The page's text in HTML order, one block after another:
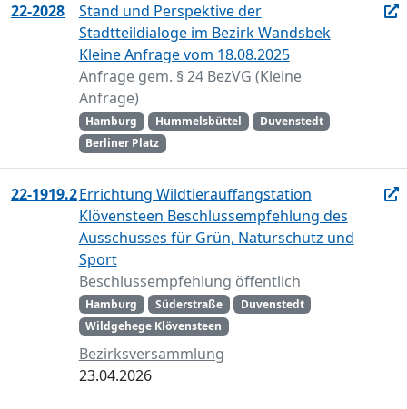
22-2028
Stand und Perspektive der
Stadtteildialoge im Bezirk Wandsbek
Kleine Anfrage vom 18.08.2025
Anfrage gem. § 24 BezVG (Kleine
Anfrage)
Hamburg Hummelsbüttel
Duvenstedt
Berliner Platz
22-1919.2Errichtung Wildtierauffangstation
Klövensteen Beschlussempfehlung des
Ausschusses für Grün, Naturschutz und
Sport
Beschlussempfehlung öffentlich
Hamburg Süderstraße
Duvenstedt
Wildgehege Klövensteen
Bezirksversammlung
23.04.2026